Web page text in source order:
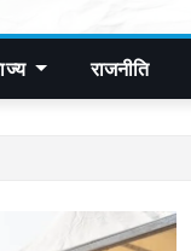
राजनीति